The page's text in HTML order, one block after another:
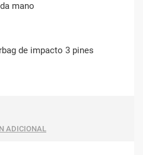
mano
de impacto 3 pines
ADICIONAL